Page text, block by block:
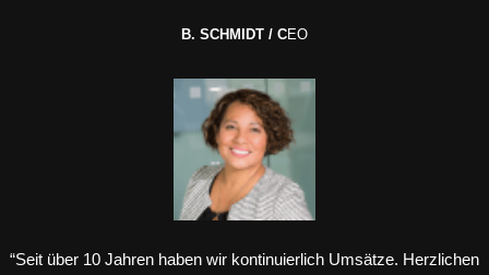
B. SCHMIDT / CEO
“Seit über 10 Jahren haben wir kontinuierlich Umsätze. Herzlichen